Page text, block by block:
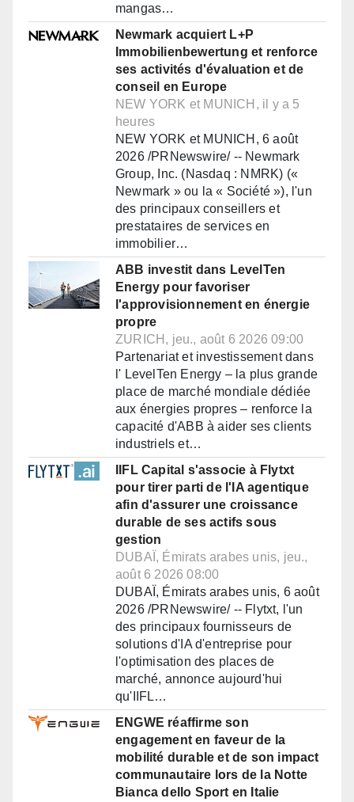
mangas…
Newmark acquiert L+P
Immobilienbewertung et renforce
ses activités d'évaluation et de
conseil en Europe
NEW YORK et MUNICH, il y a 5
heures
NEW YORK et MUNICH, 6 août
2026 /PRNewswire/ -- Newmark
Group, Inc. (Nasdaq : NMRK) («
Newmark » ou la « Société »), l'un
des principaux conseillers et
prestataires de services en
immobilier…
ABB investit dans LevelTen
Energy pour favoriser
l'approvisionnement en énergie
propre
ZURICH, jeu., août 6 2026 09:00
Partenariat et investissement dans
l' LevelTen Energy – la plus grande
place de marché mondiale dédiée
aux énergies propres – renforce la
capacité d'ABB à aider ses clients
industriels et…
IIFL Capital s'associe à Flytxt
pour tirer parti de l'IA agentique
afin d'assurer une croissance
durable de ses actifs sous
gestion
DUBAÏ, Émirats arabes unis, jeu.,
août 6 2026 08:00
DUBAÏ, Émirats arabes unis, 6 août
2026 /PRNewswire/ -- Flytxt, l'un
des principaux fournisseurs de
solutions d'IA d'entreprise pour
l'optimisation des places de
marché, annonce aujourd'hui
qu'IIFL…
ENGWE réaffirme son
engagement en faveur de la
mobilité durable et de son impact
communautaire lors de la Notte
Bianca dello Sport en Italie